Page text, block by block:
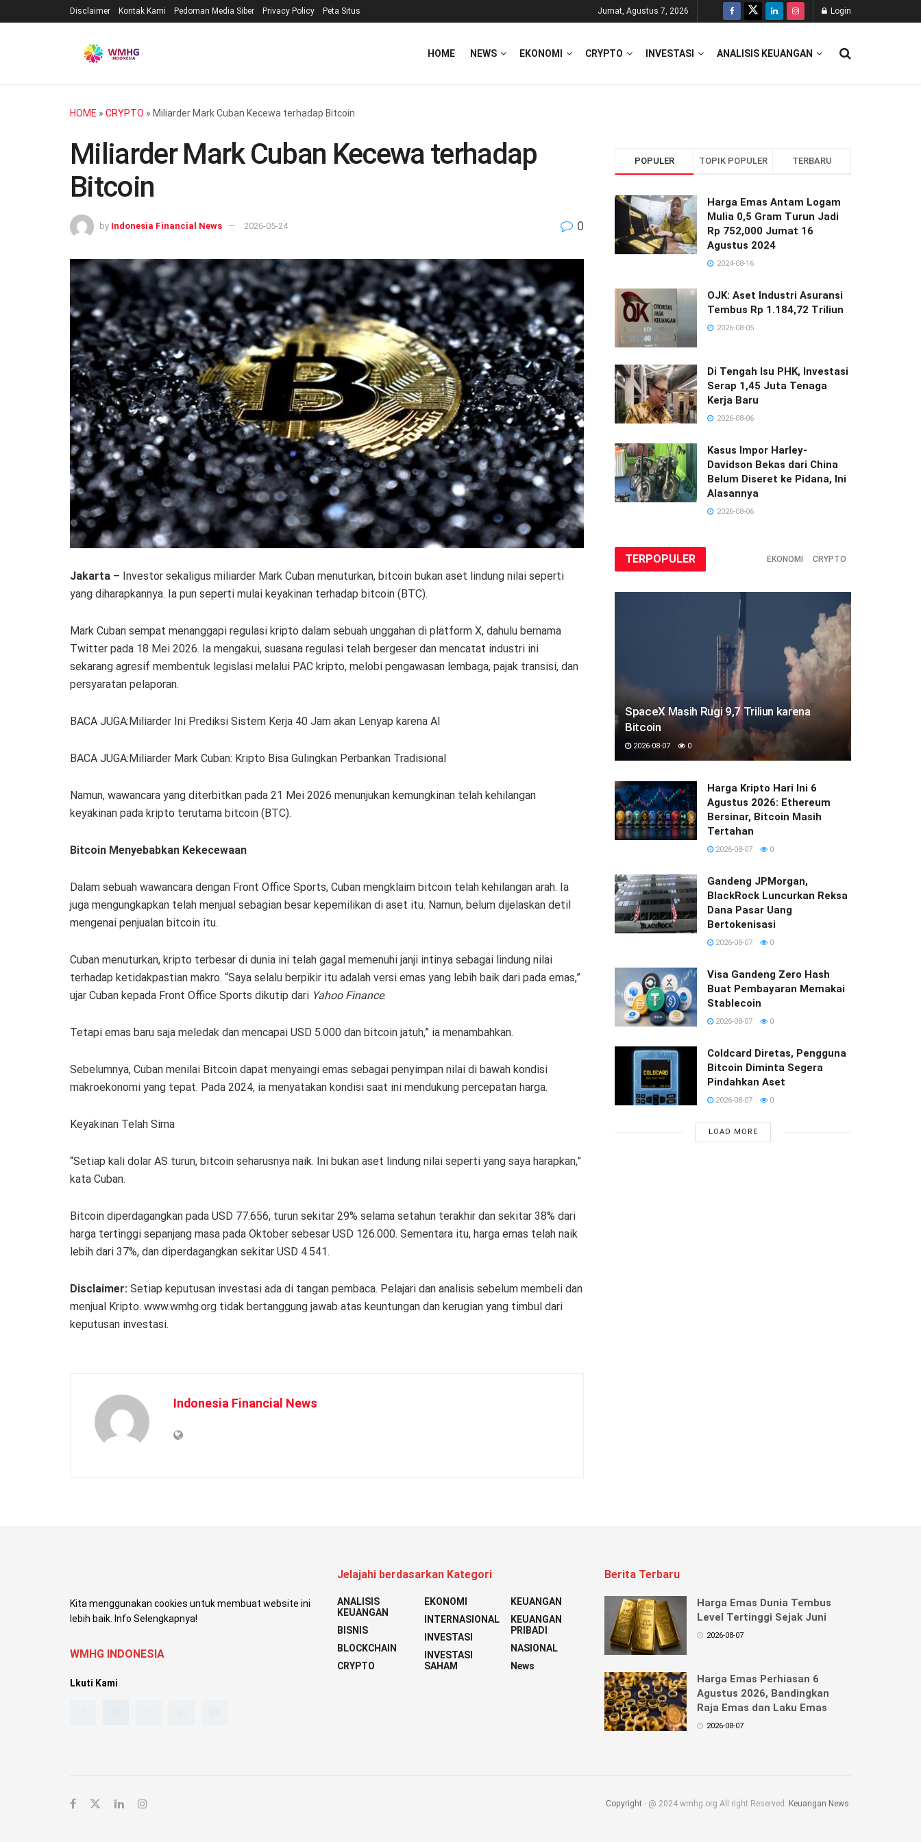
Disclaimer Kontak Kami Pedoman Media Siber Privacy Policy Peta Situs Jumat, Agustus 7, 2026 Login
HOME NEWS EKONOMI CRYPTO INVESTASI ANALISIS KEUANGAN
HOME » CRYPTO » Miliarder Mark Cuban Kecewa terhadap Bitcoin
Miliarder Mark Cuban Kecewa terhadap
Bitcoin
by Indonesia Financial News 2026-05-24 0
Jakarta – Investor sekaligus miliarder Mark Cuban menuturkan, bitcoin bukan aset lindung nilai seperti
yang diharapkannya. Ia pun seperti mulai keyakinan terhadap bitcoin (BTC).
Mark Cuban sempat menanggapi regulasi kripto dalam sebuah unggahan di platform X, dahulu bernama
Twitter pada 18 Mei 2026. Ia mengakui, suasana regulasi telah bergeser dan mencatat industri ini
sekarang agresif membentuk legislasi melalui PAC kripto, melobi pengawasan lembaga, pajak transisi, dan
persyaratan pelaporan.
BACA JUGA:Miliarder Ini Prediksi Sistem Kerja 40 Jam akan Lenyap karena AI
BACA JUGA:Miliarder Mark Cuban: Kripto Bisa Gulingkan Perbankan Tradisional
Namun, wawancara yang diterbitkan pada 21 Mei 2026 menunjukan kemungkinan telah kehilangan
keyakinan pada kripto terutama bitcoin (BTC).
Bitcoin Menyebabkan Kekecewaan
Dalam sebuah wawancara dengan Front Office Sports, Cuban mengklaim bitcoin telah kehilangan arah. Ia
juga mengungkapkan telah menjual sebagian besar kepemilikan di aset itu. Namun, belum dijelaskan detil
mengenai penjualan bitcoin itu.
Cuban menuturkan, kripto terbesar di dunia ini telah gagal memenuhi janji intinya sebagai lindung nilai
terhadap ketidakpastian makro. “Saya selalu berpikir itu adalah versi emas yang lebih baik dari pada emas,”
ujar Cuban kepada Front Office Sports dikutip dari Yahoo Finance.
Tetapi emas baru saja meledak dan mencapai USD 5.000 dan bitcoin jatuh,” ia menambahkan.
Sebelumnya, Cuban menilai Bitcoin dapat menyaingi emas sebagai penyimpan nilai di bawah kondisi
makroekonomi yang tepat. Pada 2024, ia menyatakan kondisi saat ini mendukung percepatan harga.
Keyakinan Telah Sirna
“Setiap kali dolar AS turun, bitcoin seharusnya naik. Ini bukan aset lindung nilai seperti yang saya harapkan,”
kata Cuban.
Bitcoin diperdagangkan pada USD 77.656, turun sekitar 29% selama setahun terakhir dan sekitar 38% dari
harga tertinggi sepanjang masa pada Oktober sebesar USD 126.000. Sementara itu, harga emas telah naik
lebih dari 37%, dan diperdagangkan sekitar USD 4.541.
Disclaimer: Setiap keputusan investasi ada di tangan pembaca. Pelajari dan analisis sebelum membeli dan
menjual Kripto. www.wmhg.org tidak bertanggung jawab atas keuntungan dan kerugian yang timbul dari
keputusan investasi.
Indonesia Financial News
POPULER TOPIK POPULER TERBARU
Harga Emas Antam Logam
Mulia 0,5 Gram Turun Jadi
Rp 752,000 Jumat 16
Agustus 2024
2024-08-16
OJK: Aset Industri Asuransi
Tembus Rp 1.184,72 Triliun
2026-08-05
Di Tengah Isu PHK, Investasi
Serap 1,45 Juta Tenaga
Kerja Baru
2026-08-06
Kasus Impor Harley-
Davidson Bekas dari China
Belum Diseret ke Pidana, Ini
Alasannya
2026-08-06
TERPOPULER EKONOMI CRYPTO
SpaceX Masih Rugi 9,7 Triliun karena
Bitcoin
2026-08-07 0
Harga Kripto Hari Ini 6
Agustus 2026: Ethereum
Bersinar, Bitcoin Masih
Tertahan
2026-08-07 0
Gandeng JPMorgan,
BlackRock Luncurkan Reksa
Dana Pasar Uang
Bertokenisasi
2026-08-07 0
Visa Gandeng Zero Hash
Buat Pembayaran Memakai
Stablecoin
2026-08-07 0
Coldcard Diretas, Pengguna
Bitcoin Diminta Segera
Pindahkan Aset
2026-08-07 0
LOAD MORE
Kita menggunakan cookies untuk membuat website ini
lebih baik. Info Selengkapnya!
WMHG INDONESIA
Lkuti Kami
Jelajahi berdasarkan Kategori
ANALISIS
KEUANGAN
BISNIS
BLOCKCHAIN
CRYPTO
EKONOMI
INTERNASIONAL
INVESTASI
INVESTASI
SAHAM
KEUANGAN
KEUANGAN
PRIBADI
NASIONAL
News
Berita Terbaru
Harga Emas Dunia Tembus
Level Tertinggi Sejak Juni
2026-08-07
Harga Emas Perhiasan 6
Agustus 2026, Bandingkan
Raja Emas dan Laku Emas
2026-08-07
Copyright - @ 2024 wmhg.org All right Reserved. Keuangan News.